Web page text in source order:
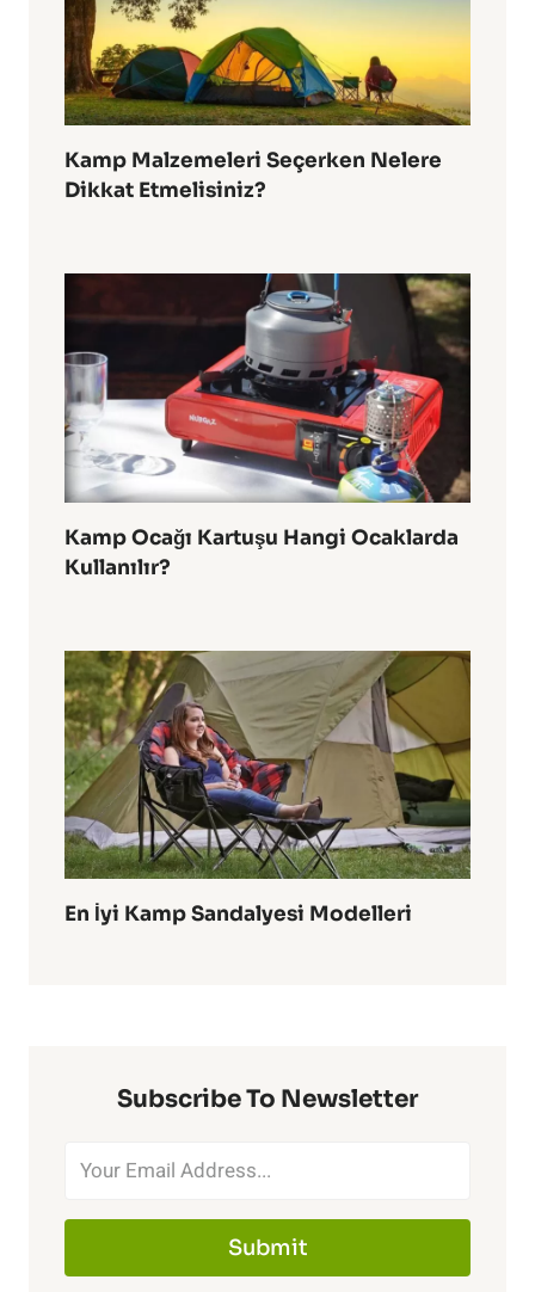
Kamp Malzemeleri Seçerken Nelere
Dikkat Etmelisiniz?
Kamp Ocağı Kartuşu Hangi Ocaklarda
Kullanılır?
En İyi Kamp Sandalyesi Modelleri
Subscribe To Newsletter
Submit